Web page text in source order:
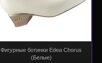
Фигурные ботинки Edea Chorus
(Белые)